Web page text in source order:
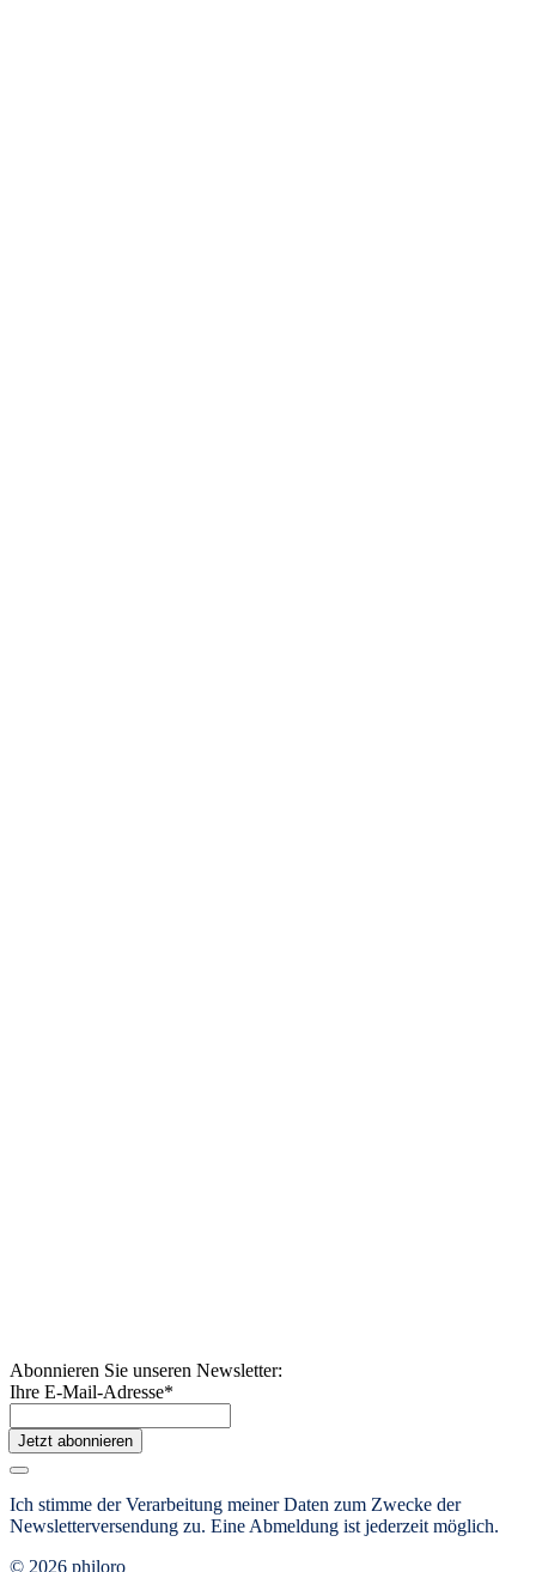
Abonnieren Sie unseren Newsletter:
Ihre E-Mail-Adresse*
Jetzt abonnieren
Ich stimme der Verarbeitung meiner Daten zum Zwecke der
Newsletterversendung zu. Eine Abmeldung ist jederzeit möglich.
© 2026 philoro